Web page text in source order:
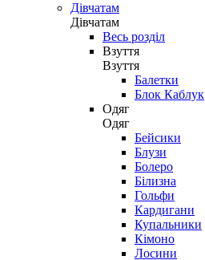
Дівчатам
Дівчатам
Весь розділ
Взуття
Взуття
Балетки
Блок Каблук
Одяг
Одяг
Бейсики
Блузи
Болеро
Білизна
Гольфи
Кардигани
Купальники
Кімоно
Лосини